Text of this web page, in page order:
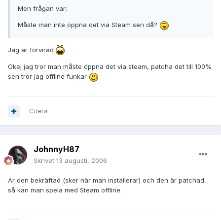
Men frågan var:
Måste man inte öppna det via Steam sen då?
Jag är förvirad
Okej jag tror man måste öppna det via steam, patcha det till 100%
sen tror jag offline funkar
Citera
JohnnyH87
Skrivet 13 augusti, 2006
Är den bekräftad (sker när man installerar) och den är patchad,
så kan man spela med Steam offline.